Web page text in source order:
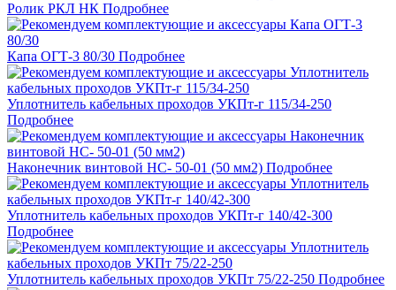
Ролик РКЛ НК Подробнее
Капа ОГТ-3 80/30 Подробнее
Уплотнитель кабельных проходов УКПт-г 115/34-250
Подробнее
Наконечник винтовой НС- 50-01 (50 мм2) Подробнее
Уплотнитель кабельных проходов УКПт-г 140/42-300
Подробнее
Уплотнитель кабельных проходов УКПт 75/22-250 Подробнее